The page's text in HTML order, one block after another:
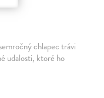
chlapec trávi
udalosti, ktoré ho